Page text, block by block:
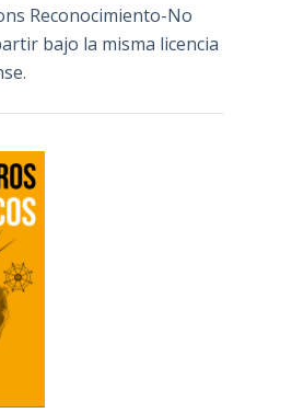
Reconocimiento-No
bajo la misma licencia
.